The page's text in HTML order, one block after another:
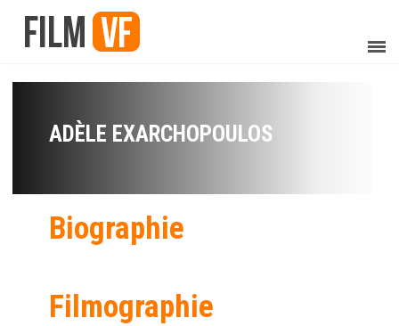
ADÈLE EXARCHOPOULOS
Biographie
Filmographie